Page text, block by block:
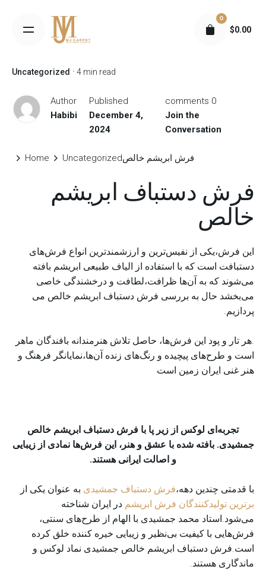
$0.00
0
Uncategorized 4 min read
Author
Habibi
Published
December 4,
2024
0 comments
Join the
Conversation
Home Uncategorizedفرش ابریشم خالص
فرش دستباف ابریشم
خالص
این فرش،یکی از نفیس‌ترین و ارزشمندترین انواع فرش‌های
دستبافت است که با استفاده از الیاف طبیعی ابریشم بافته
می‌شوند که به آن‌ها ظرافت،لطافت و درخشندگی خاصی
می‌بخشد حال به بررسی فرش دستباف ابریشم خالص می
پردازیم.
.هر تار و پود این فرش‌ها، حاصل تلاش هنرمندانه بافندگان ماهر
است و طرح‌های پیچیده و رنگ‌های زنده آن‌ها،نمایانگر فرهنگ و
هنر غنی ایران زمین است
تجربه‌ای لوکس از زیر پا با فرش دستباف ابریشم خالص
جمشیدی. بافته شده با عشق و هنر، این فرش‌ها نمادی از زیبایی
و اصالت ایرانی هستند.
با قدمتی چندین دهه،فرش دستباف جمشیدی به عنوان یکی از
برترین تولیدکنندگان فرش ابریشم در ایران شناخته
می‌شود.استاد محمد جمشیدی با الهام از طرح‌های سنتی،
فرش‌هایی با کیفیت بی‌نظیر و زیبایی خیره کننده خلق کرده
است.فرش دستباف ابریشم خالص جمشیدی نماد لوکس و
ماندگاری هستند.